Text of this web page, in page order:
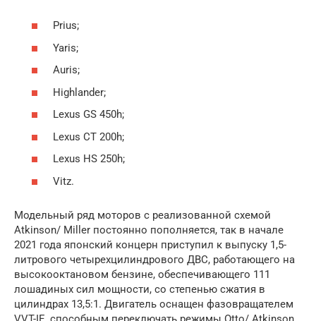
Prius;
Yaris;
Auris;
Highlander;
Lexus GS 450h;
Lexus CT 200h;
Lexus HS 250h;
Vitz.
Модельный ряд моторов с реализованной схемой
Atkinson/ Miller постоянно пополняется, так в начале
2021 года японский концерн приступил к выпуску 1,5-
литрового четырехцилиндрового ДВС, работающего на
высокооктановом бензине, обеспечивающего 111
лошадиных сил мощности, со степенью сжатия в
цилиндрах 13,5:1. Двигатель оснащен фазовращателем